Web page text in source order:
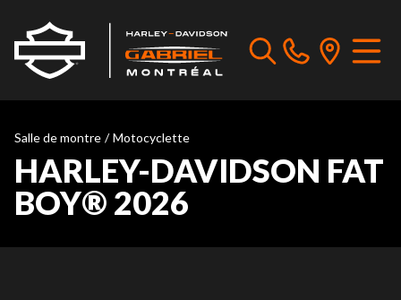
Salle de montre / Motocyclette
HARLEY-DAVIDSON FAT
BOY® 2026